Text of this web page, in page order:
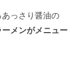
っさり醤油の
メンがメニュー